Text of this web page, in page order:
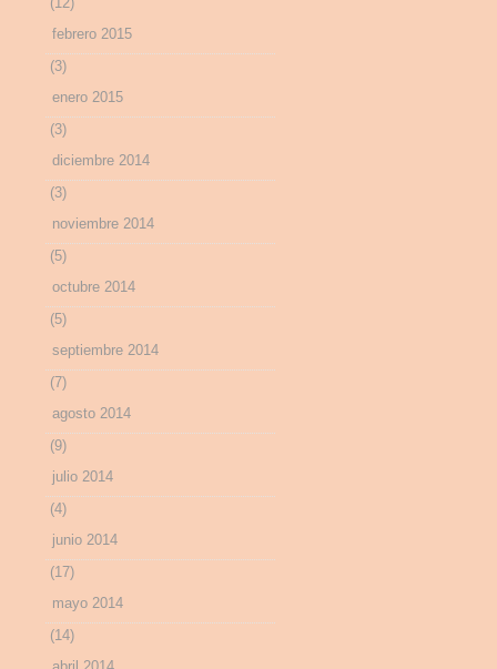
febrero 2015
(3)
enero 2015
(3)
diciembre 2014
(3)
noviembre 2014
(5)
octubre 2014
(5)
septiembre 2014
(7)
agosto 2014
(9)
julio 2014
(4)
junio 2014
(17)
mayo 2014
(14)